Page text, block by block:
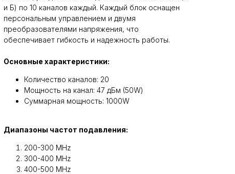
и Б) по 10 каналов каждый. Каждый блок оснащен
персональным управлением и двумя
преобразователями напряжения, что
обеспечивает гибкость и надежность работы.
Основные характеристики:
Количество каналов: 20
Мощность на канал: 47 дБм (50W)
Суммарная мощность: 1000W
Диапазоны частот подавления:
200-300 MHz
300-400 MHz
400-500 MHz